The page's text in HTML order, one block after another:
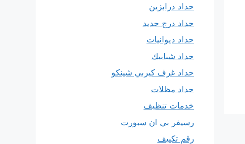
حداد درابزين
حداد درج حديد
حداد ديوانيات
حداد شبابيك
حداد غرف كيربي شينكو
حداد مظلات
خدمات تنظيف
رسيفر بي ان سبورت
رقم تكييف